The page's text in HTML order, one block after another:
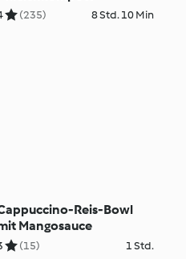
(235) 8 Std. 10 Min
Reis-Bowl
Mangosauce
(15) 1 Std.